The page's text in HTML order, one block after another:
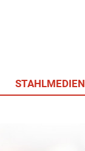
STAHLMEDIEN